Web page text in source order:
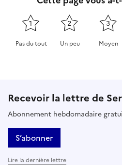
1
Pas du tout
2
Un peu
3
Moyen
Recevoir la lettre de
Abonnement hebdomadaire
S’abonner
Lire la dernière lettre